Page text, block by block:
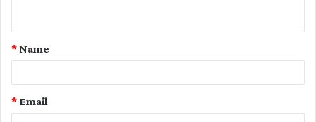
t
Name
*
Email
*